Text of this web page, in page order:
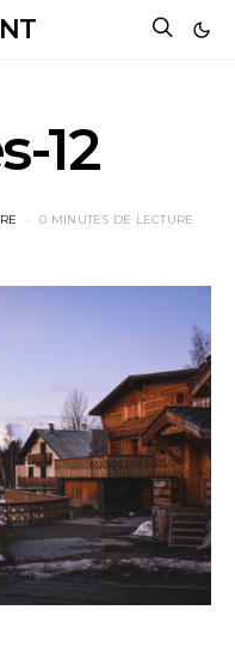
12
0 MINUTES DE LECTURE